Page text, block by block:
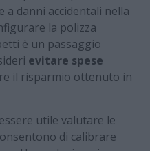
a danni accidentali nella
la polizza
è un passaggio
evitare spese
il risparmio ottenuto in
utile valutare le
di calibrare